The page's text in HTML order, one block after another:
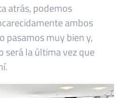
atrás, podemos
ambos
pasamos muy bien y,
será la última vez que